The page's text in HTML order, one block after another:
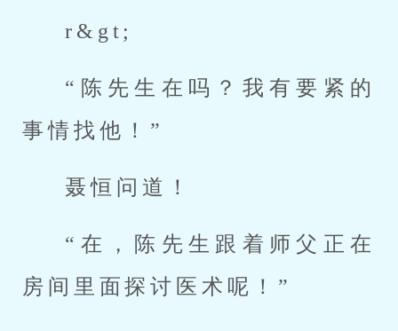
r&gt;
“陈先生在吗？我有要紧的
事情找他！”
聂恒问道！
“在，陈先生跟着师父正在
房间里面探讨医术呢！”